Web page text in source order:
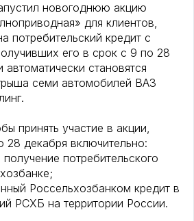
новогоднюю акцию
для клиентов,
потребительский кредит с
его в срок с 9 по 28
становятся
семи автомобилей ВАЗ
принять участие в акции,
декабря включительно:
получение потребительского
Россельхозбанком кредит в
РСХБ на территории России.